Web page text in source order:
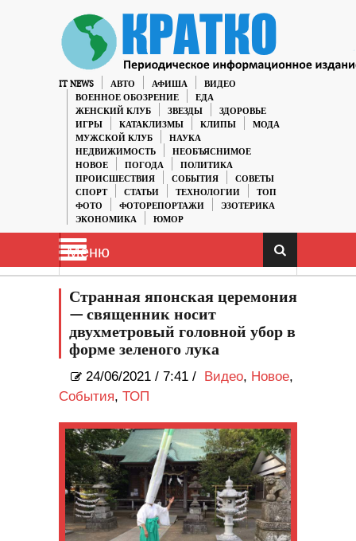
IT NEWS АВТО АФИША
ВИДЕО
ВОЕННОЕ ОБОЗРЕНИЕ
ЕДА
ЖЕНСКИЙ КЛУБ
ЗВЕЗДЫ
ЗДОРОВЬЕ
ИГРЫ
КАТАКЛИЗМЫ КЛИПЫ
МОДА
МУЖСКОЙ КЛУБ
НАУКА
НЕДВИЖИМОСТЬ
НЕОБЪЯСНИМОЕ
НОВОЕ
ПОГОДА
ПОЛИТИКА
ПРОИСШЕСТВИЯ
СОБЫТИЯ
СОВЕТЫ
СПОРТ
СТАТЬИ ТЕХНОЛОГИИ
ТОП
ФОТО
ФОТОРЕПОРТАЖИ
ЭЗОТЕРИКА
ЭКОНОМИКА
ЮМОР
Меню
Странная японская церемония
— священник носит
двухметровый головной убор в
форме зеленого лука
24/06/2021 / 7:41 / Видео, Новое,
События, ТОП